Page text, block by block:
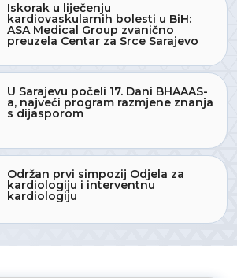
Iskorak u liječenju
kardiovaskularnih bolesti u BiH:
ASA Medical Group zvanično
preuzela Centar za Srce Sarajevo
U Sarajevu počeli 17. Dani BHAAAS-
a, najveći program razmjene znanja
s dijasporom
Održan prvi simpozij Odjela za
kardiologiju i interventnu
kardiologiju